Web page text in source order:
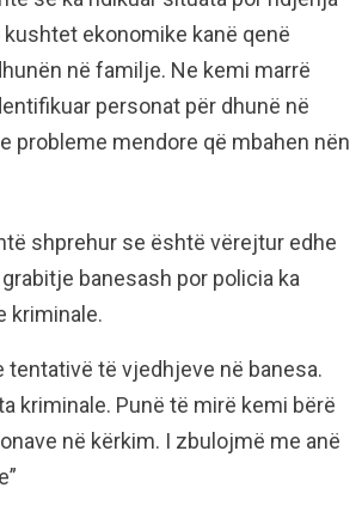
ekonomike kanë qenë
në familje. Ne kemi marrë
personat për dhunë në
probleme mendore që mbahen nën
shprehur se është vërejtur edhe
banesash por policia ka
kriminale.
tentativë të vjedhjeve në banesa.
kriminale. Punë të mirë kemi bërë
në kërkim. I zbulojmë me anë